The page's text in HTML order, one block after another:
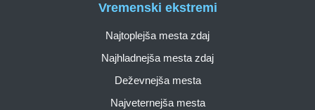
Vremenski ekstremi
Najtoplejša mesta zdaj
Najhladnejša mesta zdaj
Deževnejša mesta
Najveternejša mesta